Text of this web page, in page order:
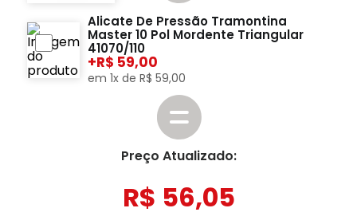
Alicate De Pressão Tramontina
Master 10 Pol Mordente Triangular
41070/110
+ 59,00
em 1x de R$ 59,00
Preço Atualizado:
R$ 56,05